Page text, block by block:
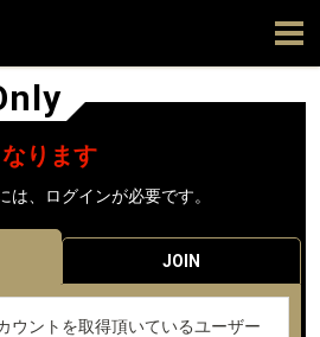
ります
は、ログインが必要です。
JOIN
ウントを取得頂いているユーザー